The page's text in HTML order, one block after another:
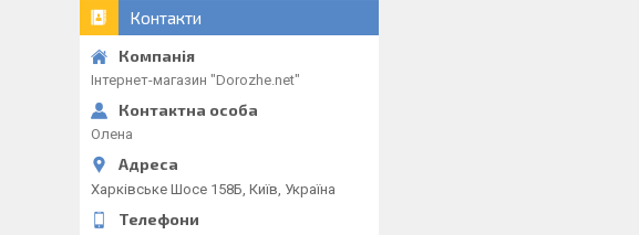
Контакти
Інтернет-магазин "Dorozhe.net"
Олена
Харківське Шосе 158Б, Київ, Україна